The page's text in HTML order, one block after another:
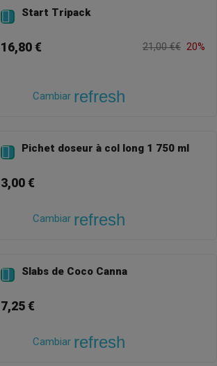
 Start Tripack
16,80 € 21,00 €€ 20%
Cambiar refresh
 Pichet doseur à col long 1 750 ml
3,00 €
Cambiar refresh
 Slabs de Coco Canna
7,25 €
Cambiar refresh